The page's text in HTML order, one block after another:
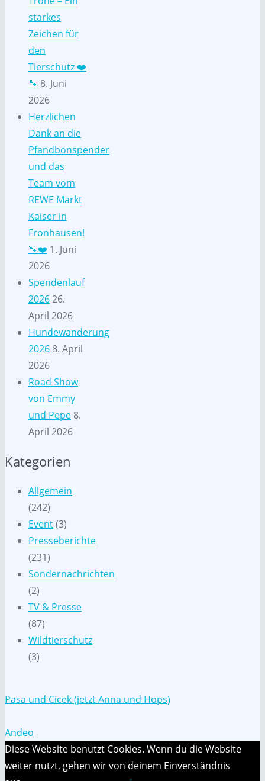
starkes
Zeichen für
den
Tierschutz ❤️
🐾 8. Juni
2026
Herzlichen
Dank an die
Pfandbonspender
und das
Team vom
REWE Markt
Kaiser in
Fronhausen!
🐾❤️ 1. Juni
2026
Spendenlauf
202626.
April 2026
Hundewanderung
2026 8. April
2026
Road Show
von Emmy
und Pepe 8.
April 2026
Kategorien
Allgemein
(242)
Event(3)
Presseberichte
(231)
Sondernachrichten
(2)
TV & Presse
(87)
Wildtierschutz
(3)
Pasa und Cicek (jetzt Anna und Hops)
Andeo
Diese Website benutzt Cookies. Wenn du die Website
weiter nutzt, gehen wir von deinem Einverständnis